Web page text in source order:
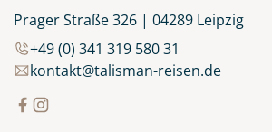
Prager Straße 326 | 04289 Leipzig
+49 (0) 341 319 580 31
kontakt@talisman-reisen.de